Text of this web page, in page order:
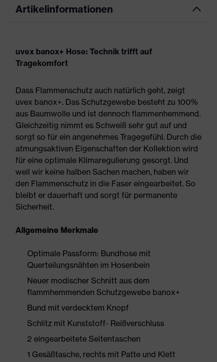
Artikelinformationen
uvex banox+ Hose: Technik trifft auf
Tragekomfort
Dass Flammenschutz auch natürlich geht, zeigt
uvex banox+. Das Schutzgewebe besteht zu 100%
aus Baumwolle und ist dennoch flammenhemmend.
Gleichzeitig nimmt es Schweiß sehr gut auf und
sorgt so für ein angenehmes Tragegefühl. Durch die
atmungsaktiven Eigenschaften der Kollektion wird
für eine optimale Klimaregulierung gesorgt. Und
weil wir keine halben Sachen machen, haben wir
den Flammenschutz in die Faser eingearbeitet. So
bleibt er dauerhaft und sorgt für permanente
Sicherheit.
Allgemeine Merkmale
Optimale Passform: Bundhose mit
Querteilungsnähten im Hosenbein
Neuer modischer Schnitt aus dem
flammhemmenden Schutzgewebe banox+
Bund mit verdecktem Knopf
Schlitz mit Kunststoff- Reißverschluss
2 eingearbeitete Seitentaschen
1 Gesäßtasche, rechts mit Patte und Klett